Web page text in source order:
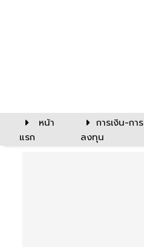
หน้า
แรก
การเงิน-การ
ลงทุน